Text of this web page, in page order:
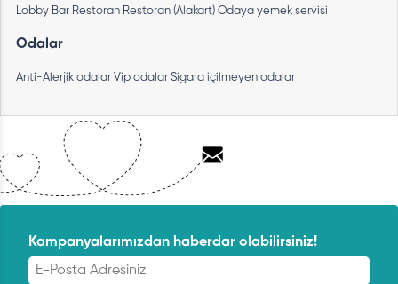
Lobby Bar Restoran Restoran (Alakart) Odaya yemek servisi
Odalar
Anti-Alerjik odalar Vip odalar Sigara içilmeyen odalar
Kampanyalarımızdan haberdar olabilirsiniz!